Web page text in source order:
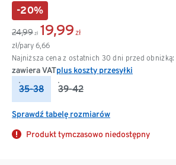
-20%
24,99 zł 19,99 zł
zł/pary 6,66
Najniższa cena z ostatnich 30 dni przed obniżką:
zawiera VATplus koszty przesyłki
35-38 39-42
Sprawdź tabelę rozmiarów
Produkt tymczasowo niedostępny